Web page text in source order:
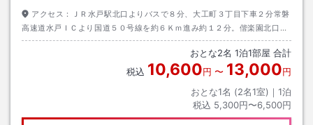
アクセス：
ＪＲ水戸駅北口よりバスで８分、大工町３丁目下車２分常磐
高速道水戸ＩＣより国道５０号線を約６Ｋｍ進み約１２分。偕楽園北口の
信号を過ぎて１０ｍ。理髪店を左折します。
おとな2名 1泊1部屋 合計
税込 10,600円 〜 13,000円
おとな1名 (2名1室)｜ 1泊
税込 5,300円〜6,500円